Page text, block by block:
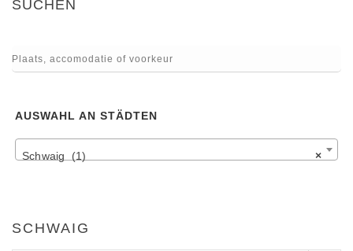
SCHWAIG
SUCHEN
AUSWAHL AN STÄDTEN
×
Schwaig (1)